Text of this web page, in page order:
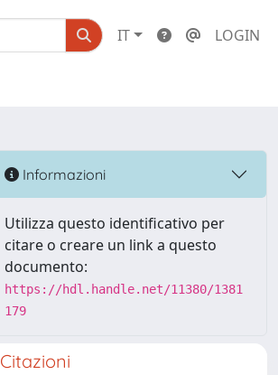
IT LOGIN
Informazioni
Utilizza questo identificativo per
citare o creare un link a questo
documento:
https://hdl.handle.net/11380/1381
179
Citazioni